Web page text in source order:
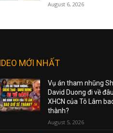
August 6, 2026
MỚI NHẤT
Vụ án tham nhũng
David Duong đi về
XHCN của Tô Lâm
thành?
August 5, 2026